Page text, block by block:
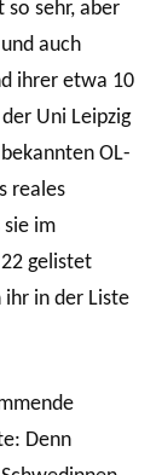
sehr, aber
auch
ihrer etwa 10
Uni Leipzig
OL-
reales
sie im
gelistet
ihr in der Liste
Denn